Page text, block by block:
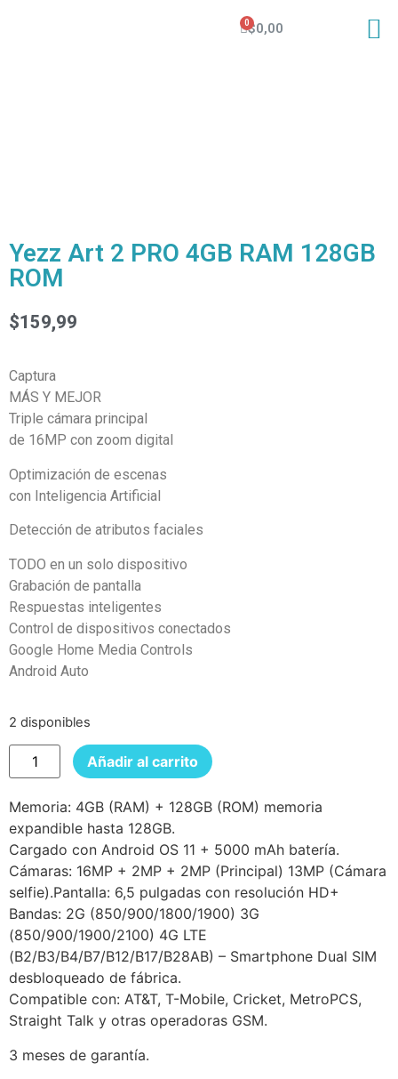
$0,00
Yezz Art 2 PRO 4GB RAM 128GB
ROM
$159,99
Captura
MÁS Y MEJOR
Triple cámara principal
de 16MP con zoom digital
Optimización de escenas
con Inteligencia Artificial
Detección de atributos faciales
TODO en un solo dispositivo
Grabación de pantalla
Respuestas inteligentes
Control de dispositivos conectados
Google Home Media Controls
Android Auto
2 disponibles
Añadir al carrito
Memoria: 4GB (RAM) + 128GB (ROM) memoria
expandible hasta 128GB.
Cargado con Android OS 11 + 5000 mAh batería.
Cámaras: 16MP + 2MP + 2MP (Principal) 13MP (Cámara
selfie).Pantalla: 6,5 pulgadas con resolución HD+
Bandas: 2G (850/900/1800/1900) 3G
(850/900/1900/2100) 4G LTE
(B2/B3/B4/B7/B12/B17/B28AB) – Smartphone Dual SIM
desbloqueado de fábrica.
Compatible con: AT&T, T-Mobile, Cricket, MetroPCS,
Straight Talk y otras operadoras GSM.
3 meses de garantía.